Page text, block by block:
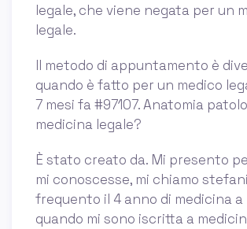
legale, che viene negata per un
legale.
Il metodo di appuntamento è
quando è fatto per un medico
7 mesi fa #97107. Anatomia
medicina legale?
È stato creato da. Mi presento
mi conoscesse, mi chiamo
frequento il 4 anno di medicina a
quando mi sono iscritta a